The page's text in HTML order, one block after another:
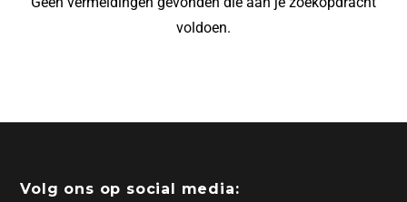
voldoen.
Volg ons op social media: